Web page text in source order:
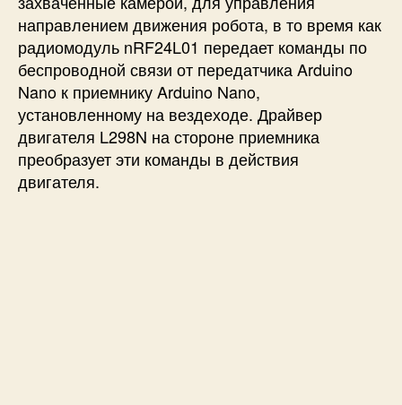
ы
й
ж
е
с
т
а
м
и
направлением движения робота, в то время как
радиомодуль nRF24L01 передает команды по
беспроводной связи от передатчика Arduino
Nano к приемнику Arduino Nano,
установленному на вездеходе. Драйвер
двигателя L298N на стороне приемника
преобразует эти команды в действия
двигателя.